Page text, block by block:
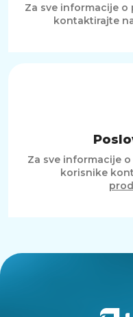
Za sve informacije o
kontaktirajte
Za sve informacije
korisnike